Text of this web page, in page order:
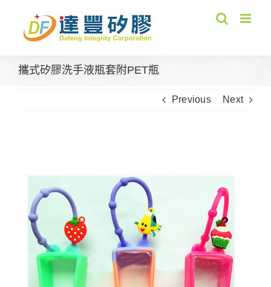
content
攜式矽膠洗手液瓶套附PET瓶
Previous Next
Image